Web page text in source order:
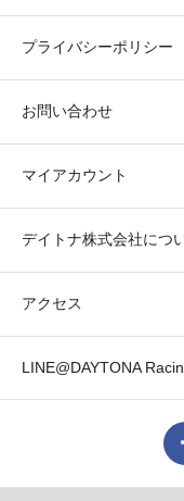
プライバシーポリシー
お問い合わせ
マイアカウント
デイトナ株式会社につ
アクセス
LINE@DAYTONA